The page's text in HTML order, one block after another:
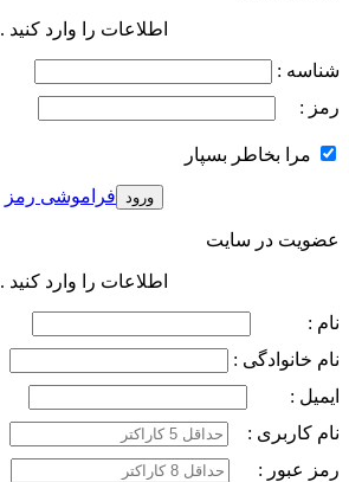
اطلاعات را وارد کنید .
شناسه :
رمز :
مرا بخاطر بسپار
فراموشی رمز
عضویت در سایت
اطلاعات را وارد کنید .
نام :
نام خانوادگی :
ایمیل :
نام کاربری :
رمز عبور :